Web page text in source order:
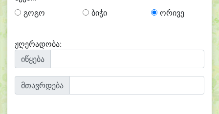
გოგო
ბიჭი ორივე
ჟღერადობა:
იწყება
მთავრდება